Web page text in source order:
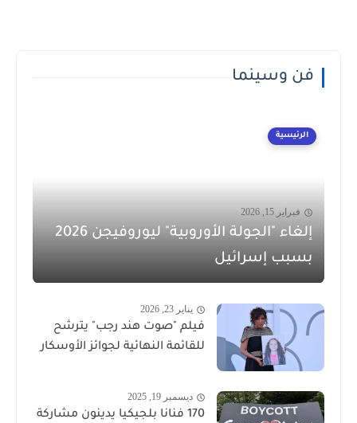
فن وسينما
الرئيسية
فبراير 15, 2026
إلغاء "الجولة الأوروبية" ليوروفيجن 2026
بسبب إسرائيل
يناير 23, 2026
فيلم "صوت هند رجب" يترشح
للقائمة النهائية لجوائز الأوسكار
ديسمبر 19, 2025
170 فنانا بلجيكيا يدينون مشاركة